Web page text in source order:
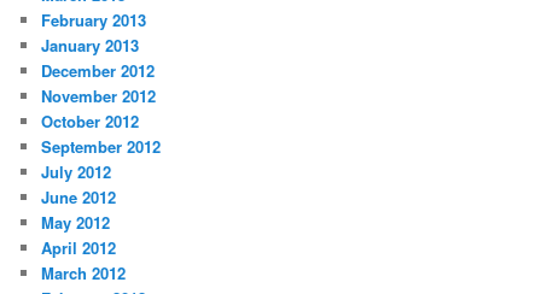
February 2013
January 2013
December 2012
November 2012
October 2012
September 2012
July 2012
June 2012
May 2012
April 2012
March 2012